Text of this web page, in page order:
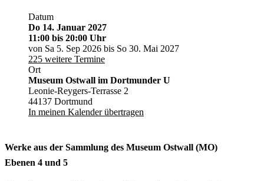
Datum
Do 14. Januar 2027
11:00 bis 20:00 Uhr
von Sa 5. Sep 2026 bis So 30. Mai 2027
225 weitere Termine
Ort
Museum Ostwall im Dortmunder U
Leonie-Reygers-Terrasse 2
44137 Dortmund
In meinen Kalender übertragen
Werke aus der Sammlung des Museum Ostwall (MO)
Ebenen 4 und 5